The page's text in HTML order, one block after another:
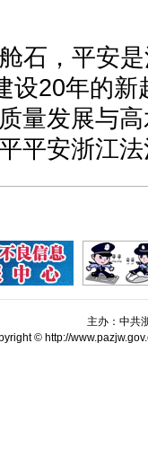
石，平安
设20年的
量发展与
平安浙江
主办：中共
© http://